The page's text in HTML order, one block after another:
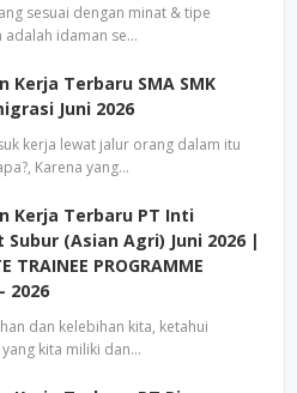
sesuai dengan minat & tipe
adalah idaman se…
Kerja Terbaru SMA SMK
Juni 2026
kerja lewat jalur orang dalam itu
Karena yang…
Kerja Terbaru PT Inti
Subur (Asian Agri) Juni 2026 |
TRAINEE PROGRAMME
2026
dan kelebihan kita, ketahui
kita miliki dan…